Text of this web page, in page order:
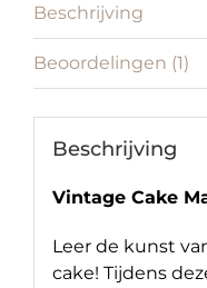
aantal
Beschrijving
Beoordelingen (1)
Beschrijving
Vintage Cake
Leer de kunst
cake! Tijdens